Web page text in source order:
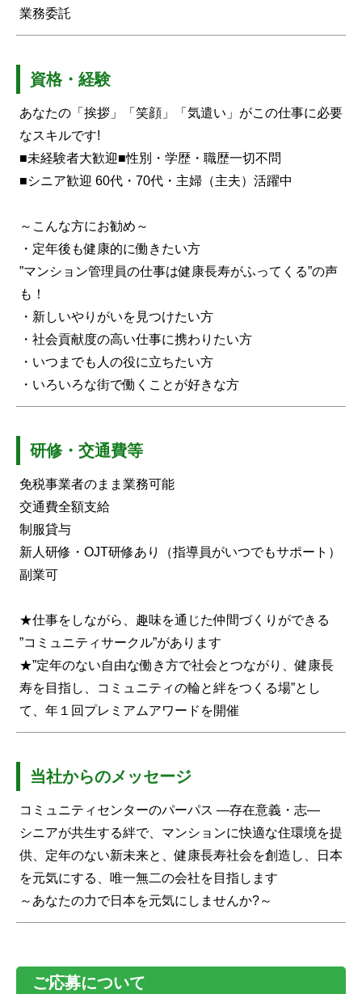
業務委託
資格・経験
あなたの「挨拶」「笑顔」「気遣い」がこの仕事に必要
なスキルです!
■未経験者大歓迎■性別・学歴・職歴一切不問
■シニア歓迎 60代・70代・主婦（主夫）活躍中
～こんな方にお勧め～
・定年後も健康的に働きたい方
”マンション管理員の仕事は健康長寿がふってくる”の声
も！
・新しいやりがいを見つけたい方
・社会貢献度の高い仕事に携わりたい方
・いつまでも人の役に立ちたい方
・いろいろな街で働くことが好きな方
研修・交通費等
免税事業者のまま業務可能
交通費全額支給
制服貸与
新人研修・OJT研修あり（指導員がいつでもサポート）
副業可
★仕事をしながら、趣味を通じた仲間づくりができる
”コミュニティサークル”があります
★”定年のない自由な働き方で社会とつながり、健康長
寿を目指し、コミュニティの輪と絆をつくる場”とし
て、年１回プレミアムアワードを開催
当社からのメッセージ
コミュニティセンターのパーパス ―存在意義・志―
シニアが共生する絆で、マンションに快適な住環境を提
供、定年のない新未来と、健康長寿社会を創造し、日本
を元気にする、唯一無二の会社を目指します
～あなたの力で日本を元気にしませんか?～
ご応募について